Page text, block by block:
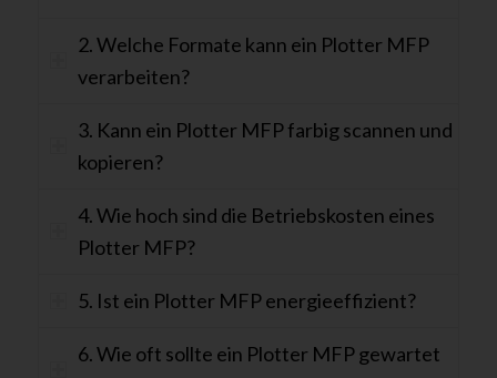
2. Welche Formate kann ein Plotter MFP
verarbeiten?
3. Kann ein Plotter MFP farbig scannen und
kopieren?
4. Wie hoch sind die Betriebskosten eines
Plotter MFP?
5. Ist ein Plotter MFP energieeffizient?
6. Wie oft sollte ein Plotter MFP gewartet